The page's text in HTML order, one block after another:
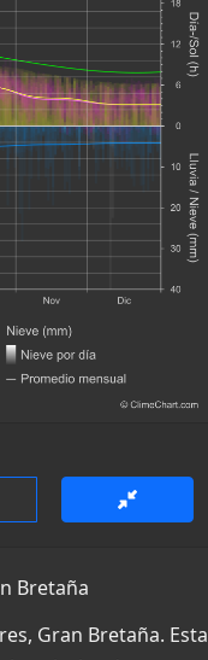
Bretaña
Gran Bretaña. Esta